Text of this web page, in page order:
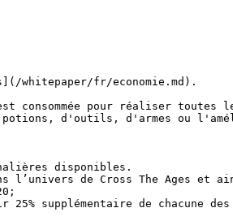
whitepaper/fr/economie.md).
consommée pour réaliser toutes
d'outils, d'armes ou
disponibles.
l’univers de Cross The Ages et
supplémentaire de chacune